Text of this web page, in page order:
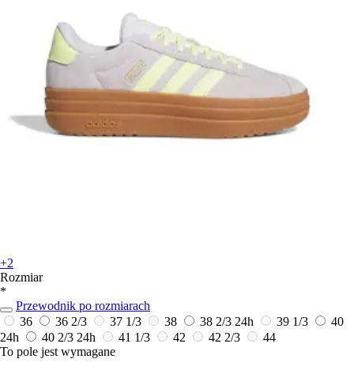
+2
Rozmiar
*
Przewodnik po rozmiarach
36
36 2/3 37 1/3 38 38 2/3 24h 39 1/3
40
24h
40 2/3 24h 41 1/3 42 42 2/3
44
To pole jest wymagane